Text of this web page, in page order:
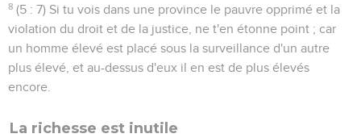
8 (5 : 7) Si tu vois dans une province le pauvre opprimé et la
violation du droit et de la justice, ne t'en étonne point ; car
un homme élevé est placé sous la surveillance d'un autre
plus élevé, et au-dessus d'eux il en est de plus élevés
encore.
La richesse est inutile